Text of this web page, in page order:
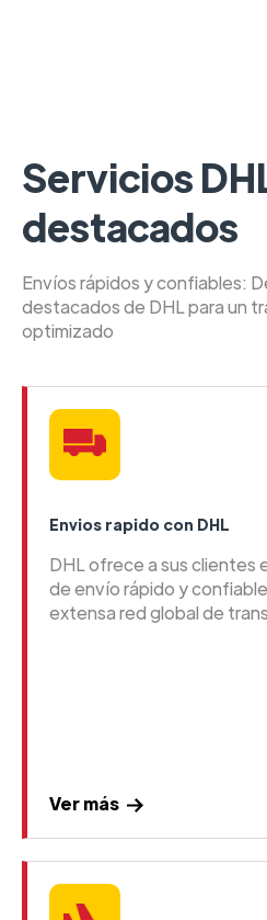
Servicios
destacados
Envíos rápidos y confiables:
destacados de DHL para un
optimizado
Envios rapido con DHL
DHL ofrece a sus clientes
de envío rápido y
extensa red global de
Ver más